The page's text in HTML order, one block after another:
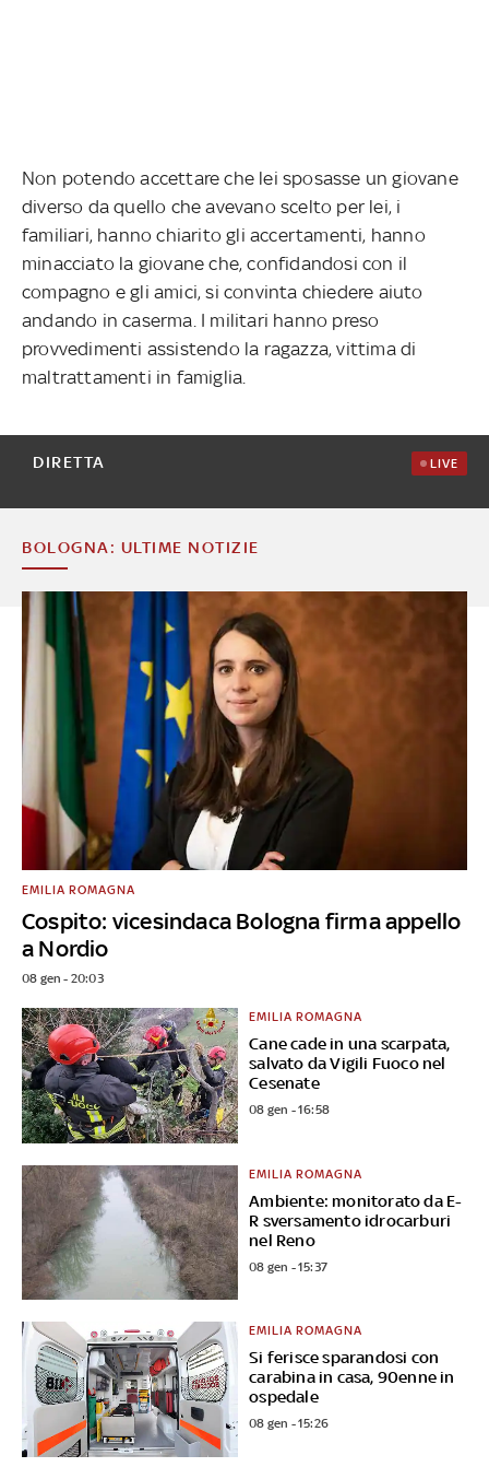
Non potendo accettare che lei sposasse un giovane
diverso da quello che avevano scelto per lei, i
familiari, hanno chiarito gli accertamenti, hanno
minacciato la giovane che, confidandosi con il
compagno e gli amici, si convinta chiedere aiuto
andando in caserma. I militari hanno preso
provvedimenti assistendo la ragazza, vittima di
maltrattamenti in famiglia.
DIRETTA LIVE
BOLOGNA: ULTIME NOTIZIE
Cospito: vicesindaca Bologna firma appello
a Nordio
EMILIA ROMAGNA
08 gen - 20:03
Cane cade in una scarpata,
salvato da Vigili Fuoco nel
Cesenate
EMILIA ROMAGNA
08 gen - 16:58
Ambiente: monitorato da E-
R sversamento idrocarburi
nel Reno
EMILIA ROMAGNA
08 gen - 15:37
Si ferisce sparandosi con
carabina in casa, 90enne in
ospedale
EMILIA ROMAGNA
08 gen - 15:26